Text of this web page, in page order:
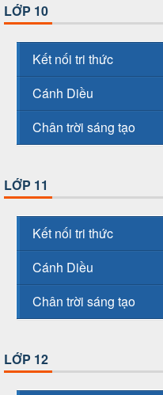
LỚP 10
Kết nối tri thức
Cánh Diều
Chân trời sáng tạo
LỚP 11
Kết nối tri thức
Cánh Diều
Chân trời sáng tạo
LỚP 12